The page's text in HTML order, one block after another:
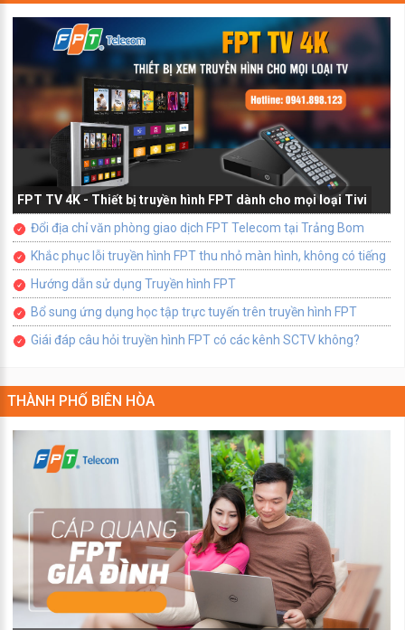
FPT TV 4K - Thiết bị truyền hình FPT dành cho mọi loại Tivi
Đổi địa chỉ văn phòng giao dịch FPT Telecom tại Trảng Bom
Khắc phục lỗi truyền hình FPT thu nhỏ màn hình, không có tiếng
Hướng dẫn sử dụng Truyền hình FPT
Bổ sung ứng dụng học tập trực tuyến trên truyền hình FPT
Giái đáp câu hỏi truyền hình FPT có các kênh SCTV không?
THÀNH PHỐ BIÊN HÒA